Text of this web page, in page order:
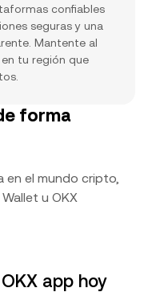
confiables
seguras y una
Mantente al
tu región que
forma
en el mundo cripto,
u OKX
app hoy